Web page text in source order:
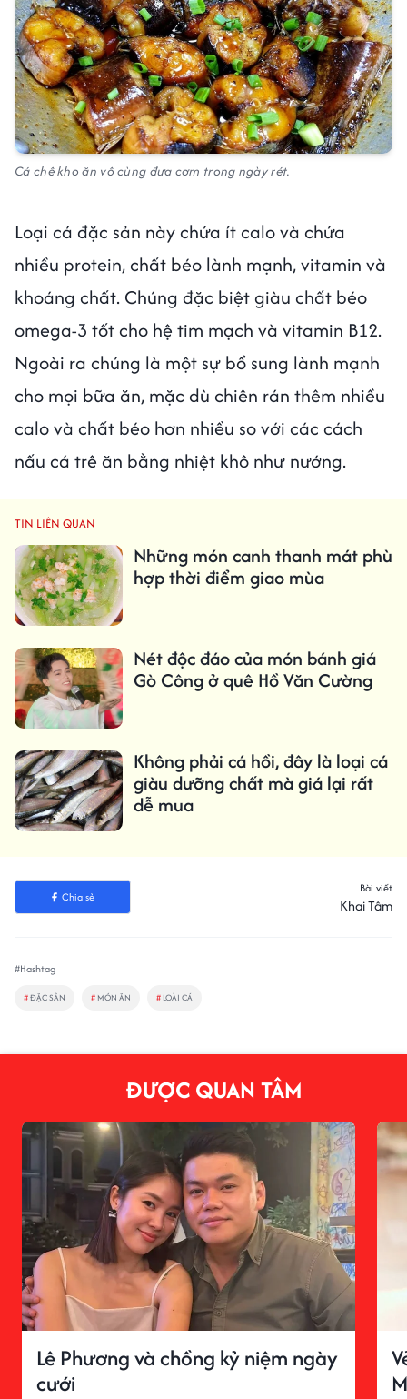
Cá chê kho ăn vô cùng đưa cơm trong ngày rét.
Loại cá đặc sản này chứa ít calo và chứa
nhiều protein, chất béo lành mạnh, vitamin và
khoáng chất. Chúng đặc biệt giàu chất béo
omega-3 tốt cho hệ tim mạch và vitamin B12.
Ngoài ra chúng là một sự bổ sung lành mạnh
cho mọi bữa ăn, mặc dù chiên rán thêm nhiều
calo và chất béo hơn nhiều so với các cách
nấu cá trê ăn bằng nhiệt khô như nướng.
TIN LIÊN QUAN
Những món canh thanh mát phù
hợp thời điểm giao mùa
Nét độc đáo của món bánh giá
Gò Công ở quê Hồ Văn Cường
Không phải cá hồi, đây là loại cá
giàu dưỡng chất mà giá lại rất
dễ mua
Chia sẻ
Bài viết
Khai Tâm
#Hashtag
#ĐẶC SẢN # MÓN ĂN # LOÀI CÁ
ĐƯỢC QUAN TÂM
Lê Phương và chồng kỷ niệm ngày
cưới